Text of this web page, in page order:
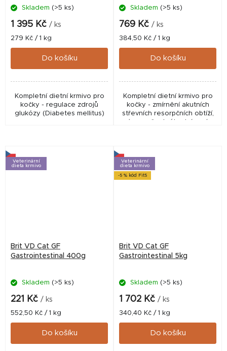
Skladem (>5 ks)
1 395 Kč / ks
Měrná
cena:
279 Kč / 1 kg
Do košíku
Kompletní dietní krmivo pro
kočky - regulace zdrojů
glukózy (Diabetes mellitus)
Skladem (>5 ks)
769 Kč / ks
Měrná
cena:
384,50 Kč / 1 kg
Do košíku
Kompletní dietní krmivo pro
kočky - zmírnění akutních
střevních resorpčních obtíží,
úprava špatného trávení;
Veterinární
dieta krmivo
Brit VD Cat GF
Gastrointestinal 400g
Skladem (>5 ks)
221 Kč / ks
Měrná
cena:
552,50 Kč / 1 kg
Do košíku
Veterinární
dieta krmivo
-5 % kód Fit5
Brit VD Cat GF
Gastrointestinal 5kg
Skladem (>5 ks)
1 702 Kč / ks
Měrná
cena:
340,40 Kč / 1 kg
Do košíku